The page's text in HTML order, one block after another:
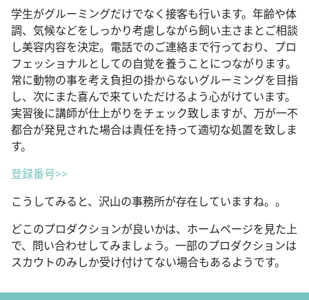
学生がグルーミングだけでなく接客も行います。年齢や体
調、気候などをしっかり考慮しながら飼い主さまとご相談
し美容内容を決定。電話でのご連絡まで行っており、プロ
フェッショナルとしての自覚を養うことにつながります。
常に動物の事を考え負担の掛からないグルーミングを目指
し、次にまた喜んで来ていただけるよう心がけています。
実習後に講師が仕上がりをチェック致しますが、万が一不
都合が発見された場合は責任を持って適切な処置を致しま
す。
登録番号>>
こうしてみると、沢山の事務所が存在していますね。。
どこのプロダクションが良いかは、ホームページを見た上
で、問い合わせしてみましょう。一部のプロダクションは
スカウトのみしか受け付けてない場合もあるようです。